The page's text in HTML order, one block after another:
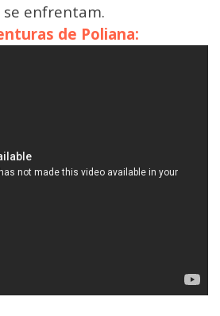
se enfrentam.
de Poliana: